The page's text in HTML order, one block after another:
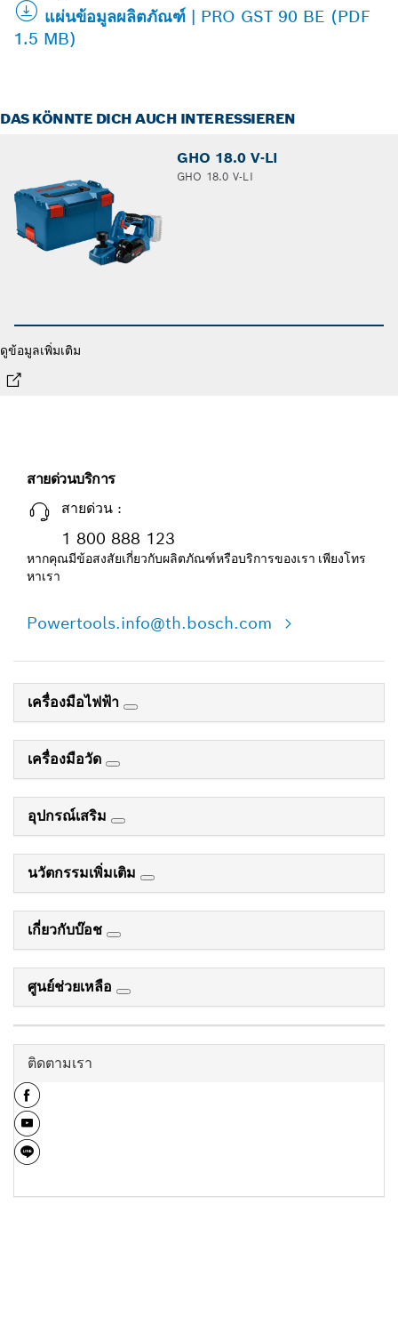
แผ่นข้อมูลผลิตภัณฑ์ | PRO GST 90 BE (PDF
1.5 MB)
DAS KÖNNTE DICH AUCH INTERESSIEREN
GHO 18.0 V-LI
GHO 18.0 V-LI
ดูข้อมูลเพิ่มเติม
สายด่วนบริการ
สายด่วน :
1 800 888 123
หากคุณมีข้อสงสัยเกี่ยวกับผลิตภัณฑ์หรือบริการของเรา เพียงโทร
หาเรา
Powertools.info@th.bosch.com
เครื่องมือไฟฟ้า
เครื่องมือวัด
อุปกรณ์เสริม
นวัตกรรมเพิ่มเติม
เกี่ยวกับบ๊อช
ศูนย์ช่วยเหลือ
ติดตามเรา